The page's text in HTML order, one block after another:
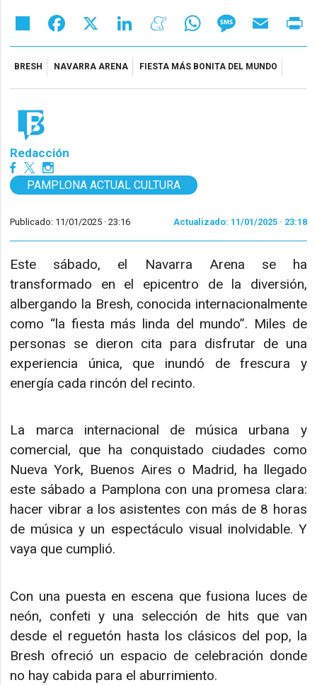
Share Facebook LinkedIn MeneameWhatsAppMessageEmail
BRESH NAVARRA ARENA FIESTA MÁS BONITA DEL MUNDO
Redacción
PAMPLONA ACTUAL CULTURA
Publicado: 11/01/2025 ·23:16 Actualizado: 11/01/2025 · 23:18
Este sábado, el Navarra Arena se ha
transformado en el epicentro de la diversión,
albergando la Bresh, conocida internacionalmente
como “la fiesta más linda del mundo”. Miles de
personas se dieron cita para disfrutar de una
experiencia única, que inundó de frescura y
energía cada rincón del recinto.
La marca internacional de música urbana y
comercial, que ha conquistado ciudades como
Nueva York, Buenos Aires o Madrid, ha llegado
este sábado a Pamplona con una promesa clara:
hacer vibrar a los asistentes con más de 8 horas
de música y un espectáculo visual inolvidable. Y
vaya que cumplió.
Con una puesta en escena que fusiona luces de
neón, confeti y una selección de hits que van
desde el reguetón hasta los clásicos del pop, la
Bresh ofreció un espacio de celebración donde
no hay cabida para el aburrimiento.